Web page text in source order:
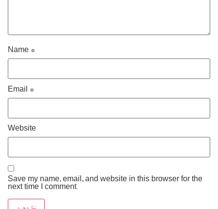
Name *
Email *
Website
Save my name, email, and website in this browser for the
next time I comment.